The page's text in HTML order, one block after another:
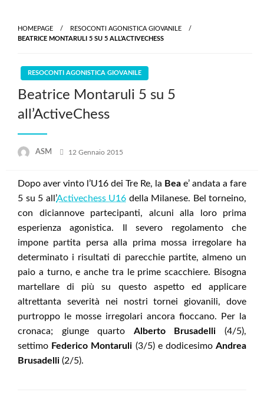
content
HOMEPAGE
RESOCONTI AGONISTICA GIOVANILE
BEATRICE MONTARULI 5 SU 5 ALL’ACTIVECHESS
RESOCONTI AGONISTICA GIOVANILE
Beatrice Montaruli 5 su 5
all’ActiveChess
ASM
Posted
12 Gennaio 2015
Dopo aver vinto l’U16 dei Tre Re, la Bea e’ andata a fare
5 su 5 all’Activechess U16 della Milanese. Bel torneino,
con diciannove partecipanti, alcuni alla loro prima
esperienza agonistica. Il severo regolamento che
impone partita persa alla prima mossa irregolare ha
determinato i risultati di parecchie partite, almeno un
paio a turno, e anche tra le prime scacchiere. Bisogna
martellare di più su questo aspetto ed applicare
altrettanta severità nei nostri tornei giovanili, dove
purtroppo le mosse irregolari ancora fioccano. Per la
cronaca; giunge quarto Alberto Brusadelli (4/5),
settimo Federico Montaruli (3/5) e dodicesimoAndrea
Brusadelli (2/5).